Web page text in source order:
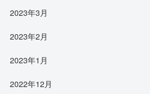
2023年3月
2023年2月
2023年1月
2022年12月